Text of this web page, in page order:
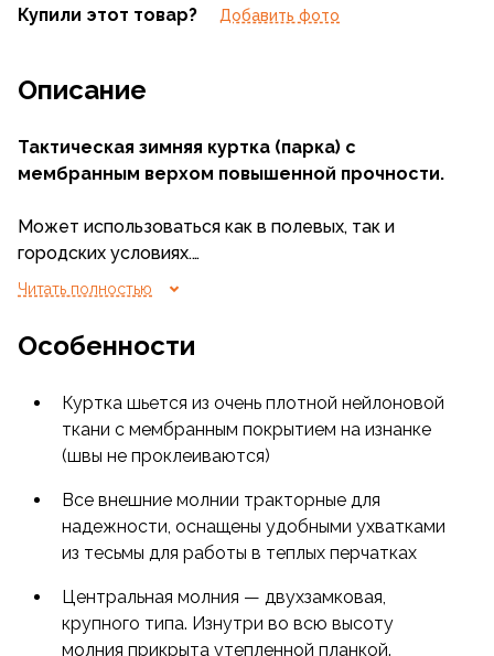
Купили этот товар? Добавить фото
Описание
Тактическая зимняя куртка (парка) с
мембранным верхом повышенной прочности.
Может использоваться как в полевых, так и
городских условиях.
одежды компании Сплав
Читать полностью
Особенности
Куртка шьется из очень плотной нейлоновой
ткани с мембранным покрытием на изнанке
(швы не проклеиваются)
Все внешние молнии тракторные для
надежности, оснащены удобными ухватками
из тесьмы для работы в теплых перчатках
Центральная молния — двухзамковая,
крупного типа. Изнутри во всю высоту
молния прикрыта утепленной планкой.